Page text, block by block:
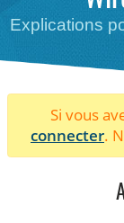
Explications
Si vous
connecter.